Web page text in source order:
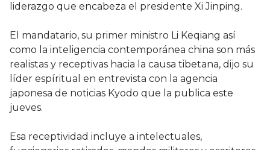
liderazgo que encabeza el presidente Xi Jinping.
El mandatario, su primer ministro Li Keqiang así
como la inteligencia contemporánea china son más
realistas y receptivas hacia la causa tibetana, dijo su
líder espíritual en entrevista con la agencia
japonesa de noticias Kyodo que la publica este
jueves.
Esa receptividad incluye a intelectuales,